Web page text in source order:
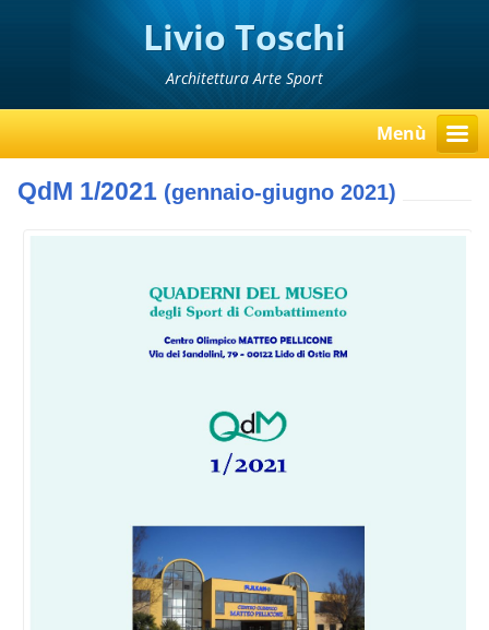
Livio Toschi
Architettura Arte Sport
Menù
QdM 1/2021 (gennaio-giugno 2021)